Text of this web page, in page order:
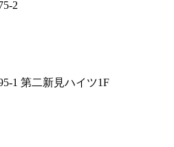
2
1 第二新見ハイツ1F